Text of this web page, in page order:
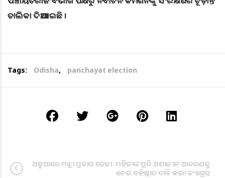
ତାଲିକା ଦିଆଯାଇଛି ।
Tags: Odisha, panchayat election
ଅଡ଼ୁଆରେ ମନ୍ତ୍ରୀ ପ୍ରତାପ ଜେନା: ମହିଳାଙ୍କ ପ୍ରତି ଅଶାଳୀନ ଆଚରଣକୁ
ନେଇ ବହିଷ୍କାର ଦାବି କଲା କଂଗ୍ରେସ